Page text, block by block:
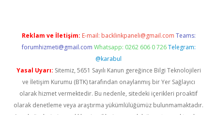
Reklam ve İletişim: E-mail: backlinkpaneli@gmail.com Teams:
forumhizmeti@gmail.com Whatsapp: 0262 606 0 726 Telegram:
@karabul
Yasal Uyarı: Sitemiz, 5651 Sayılı Kanun gereğince Bilgi Teknolojileri
ve İletişim Kurumu (BTK) tarafından onaylanmış bir Yer Sağlayıcı
olarak hizmet vermektedir. Bu nedenle, sitedeki içerikleri proaktif
olarak denetleme veya araştırma yükümlülüğümüz bulunmamaktadır.